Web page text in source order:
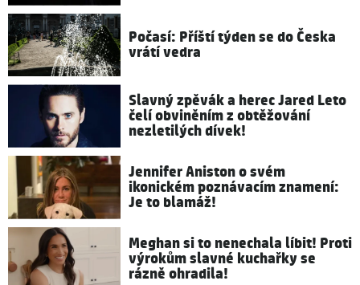
Počasí: Příští týden se do Česka
vrátí vedra
Slavný zpěvák a herec Jared Leto
čelí obviněním z obtěžování
nezletilých dívek!
Jennifer Aniston o svém
ikonickém poznávacím znamení:
Je to blamáž!
Meghan si to nenechala líbit! Proti
výrokům slavné kuchařky se
rázně ohradila!